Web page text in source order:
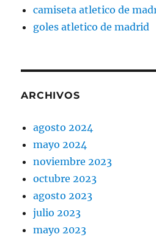
camiseta atletico de
goles atletico de madrid
ARCHIVOS
agosto 2024
mayo 2024
noviembre 2023
octubre 2023
agosto 2023
julio 2023
mayo 2023